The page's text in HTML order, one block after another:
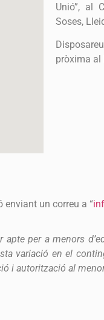
Unió”, al
Soses,
pròxima al
un correu a “
per a menors
variació en el
i autorització al